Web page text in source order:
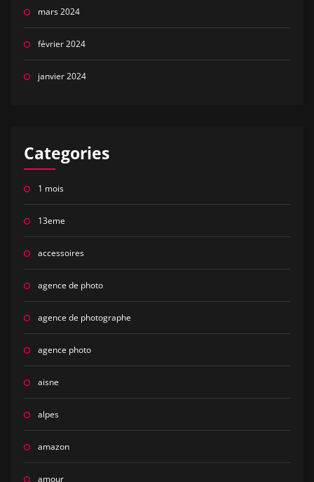
mars 2024
février 2024
janvier 2024
Categories
1 mois
13eme
accessoires
agence de photo
agence de photographe
agence photo
aisne
alpes
amazon
amour